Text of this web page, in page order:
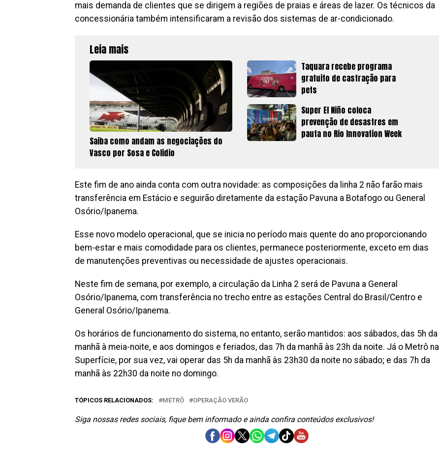
mais demanda de clientes que se dirigem a regiões de praias e áreas de lazer. Os técnicos da
concessionária também intensificaram a revisão dos sistemas de ar-condicionado.
Leia mais
Saiba como andam as negociações do
Vasco por Sosa e Colidio
Taquara recebe programa
gratuito de castração para
pets
Super El Niño coloca
prevenção de desastres em
pauta no Rio Innovation Week
Este fim de ano ainda conta com outra novidade: as composições da linha 2 não farão mais
transferência em Estácio e seguirão diretamente da estação Pavuna a Botafogo ou General
Osório/Ipanema.
Esse novo modelo operacional, que se inicia no período mais quente do ano proporcionando
bem-estar e mais comodidade para os clientes, permanece posteriormente, exceto em dias
de manutenções preventivas ou necessidade de ajustes operacionais.
Neste fim de semana, por exemplo, a circulação da Linha 2 será de Pavuna a General
Osório/Ipanema, com transferência no trecho entre as estações Central do Brasil/Centro e
General Osório/Ipanema.
Os horários de funcionamento do sistema, no entanto, serão mantidos: aos sábados, das 5h da
manhã à meia-noite, e aos domingos e feriados, das 7h da manhã às 23h da noite. Já o Metrô na
Superfície, por sua vez, vai operar das 5h da manhã às 23h30 da noite no sábado; e das 7h da
manhã às 22h30 da noite no domingo.
TÓPICOS RELACIONADOS: METRÔ OPERAÇÃO VERÃO
Siga nossas redes sociais, fique bem informado e ainda confira conteúdos exclusivos!